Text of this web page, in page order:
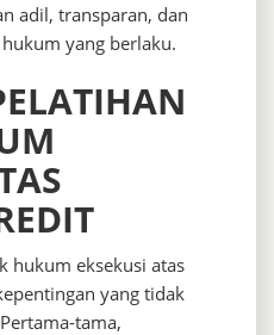
adil, transparan, dan
yang berlaku.
hukum eksekusi atas
yang tidak
tama,